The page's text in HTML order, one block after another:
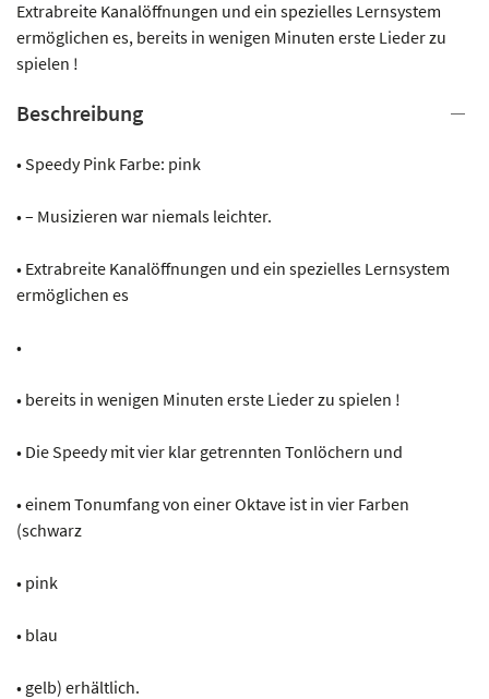
Extrabreite Kanalöffnungen und ein spezielles Lernsystem
ermöglichen es, bereits in wenigen Minuten erste Lieder zu
spielen !
Beschreibung
• Speedy Pink Farbe: pink
• – Musizieren war niemals leichter.
• Extrabreite Kanalöffnungen und ein spezielles Lernsystem
ermöglichen es
•
• bereits in wenigen Minuten erste Lieder zu spielen !
• Die Speedy mit vier klar getrennten Tonlöchern und
• einem Tonumfang von einer Oktave ist in vier Farben
(schwarz
• pink
• blau
• gelb) erhältlich.